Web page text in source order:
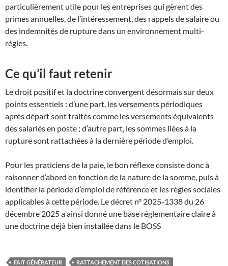
particulièrement utile pour les entreprises qui gèrent des
primes annuelles, de l’intéressement, des rappels de salaire ou
des indemnités de rupture dans un environnement multi-
règles.
Ce qu’il faut retenir
Le droit positif et la doctrine convergent désormais sur deux
points essentiels : d’une part, les versements périodiques
après départ sont traités comme les versements équivalents
des salariés en poste ; d’autre part, les sommes liées à la
rupture sont rattachées à la dernière période d’emploi.
Pour les praticiens de la paie, le bon réflexe consiste donc à
raisonner d’abord en fonction de la nature de la somme, puis à
identifier la période d’emploi de référence et les règles sociales
applicables à cette période. Le décret n° 2025-1338 du 26
décembre 2025 a ainsi donné une base réglementaire claire à
une doctrine déjà bien installée dans le BOSS
FAIT GÉNÉRATEUR RATTACHEMENT DES COTISATIONS